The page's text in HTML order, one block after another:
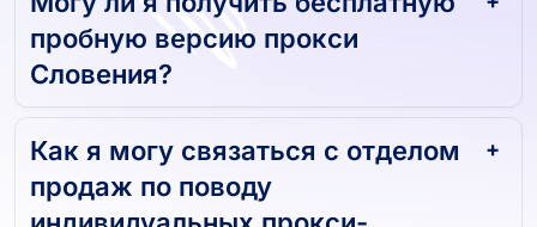
пробную версию прокси
Словения?
Как я могу связаться с отделом
продаж по поводу